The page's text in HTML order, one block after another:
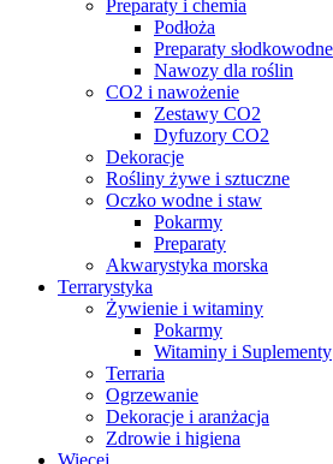
Preparaty i chemia
Podłoża
Preparaty słodkowodne
Nawozy dla roślin
CO2 i nawożenie
Zestawy CO2
Dyfuzory CO2
Dekoracje
Rośliny żywe i sztuczne
Oczko wodne i staw
Pokarmy
Preparaty
Akwarystyka morska
Terrarystyka
Żywienie i witaminy
Pokarmy
Witaminy i Suplementy
Terraria
Ogrzewanie
Dekoracje i aranżacja
Zdrowie i higiena